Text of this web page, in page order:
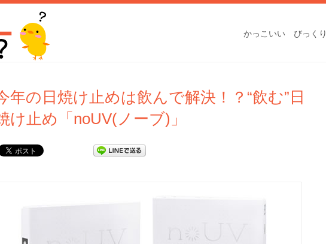
かっこいい びっくり
年の日焼け止めは飲んで解決！？“飲む”日
け止め「noUV(ノーブ)」